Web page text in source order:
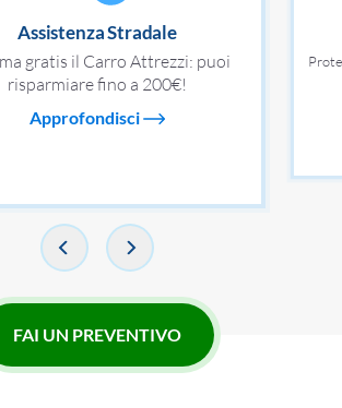
Assistenza Stradale
gratis il Carro Attrezzi: puoi
risparmiare fino a 200€!
Approfondisci
FAI UN PREVENTIVO